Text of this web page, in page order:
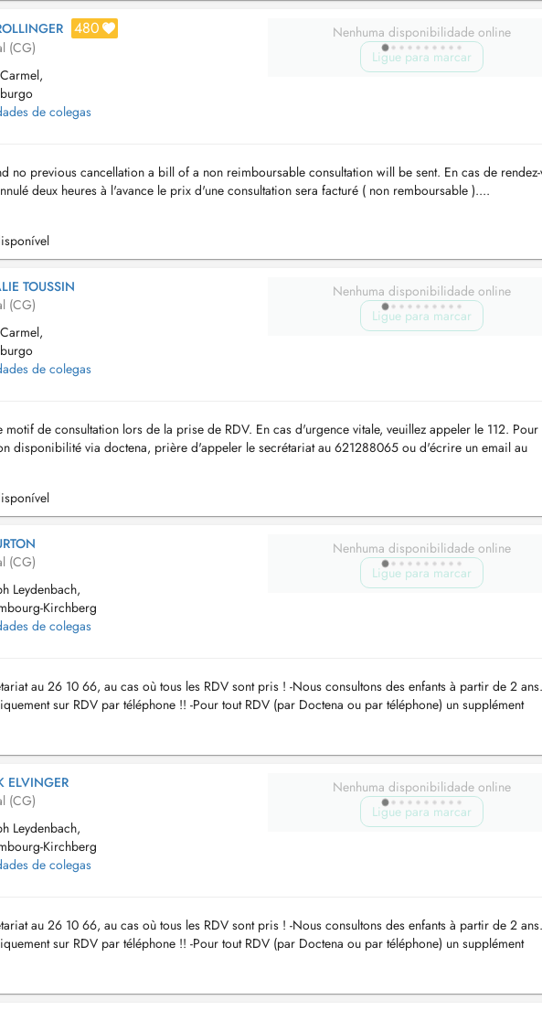
480
(CG)
de colegas
Nenhuma disponibilidade online
Ligue para marcar
no previous cancellation a bill of a non reimboursable consultation will be sent. En cas de
deux heures à l'avance le prix d'une consultation sera facturé ( non remboursable )....
TOUSSIN
(CG)
de colegas
Nenhuma disponibilidade online
Ligue para marcar
de consultation lors de la prise de RDV. En cas d'urgence vitale, veuillez appeler le 112.
disponibilité via doctena, prière d'appeler le secrétariat au 621288065 ou d'écrire un email au
(CG)
Leydenbach,
Kirchberg
de colegas
Nenhuma disponibilidade online
Ligue para marcar
au 26 10 66, au cas où tous les RDV sont pris ! -Nous consultons des enfants à partir de 2
sur RDV par téléphone !! -Pour tout RDV (par Doctena ou par téléphone) un supplément
personnelle sera demandé. ...
ELVINGER
(CG)
Leydenbach,
Kirchberg
de colegas
Nenhuma disponibilidade online
Ligue para marcar
au 26 10 66, au cas où tous les RDV sont pris ! -Nous consultons des enfants à partir de 2
sur RDV par téléphone !! -Pour tout RDV (par Doctena ou par téléphone) un supplément
personnelle sera demandé. -...